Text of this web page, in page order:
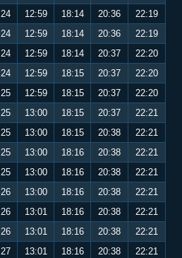
12:59 18:14 20:36
22:19
12:59 18:14 20:36
22:19
12:59 18:14 20:37
22:20
12:59 18:15 20:37
22:20
12:59 18:15 20:37
22:20
13:00 18:15 20:37
22:21
13:00 18:15 20:38
22:21
13:00 18:16 20:38
22:21
13:00 18:16 20:38
22:21
13:00 18:16 20:38
22:21
13:01 18:16 20:38
22:21
13:01 18:16 20:38
22:21
13:01 18:16 20:38
22:21